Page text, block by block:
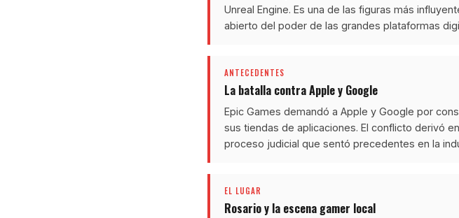
Unreal Engine. Es una de las figuras más
abierto del poder de las grandes plataformas
ANTECEDENTES
La batalla contra Apple y Google
Epic Games demandó a Apple y Google por
sus tiendas de aplicaciones. El conflicto derivó
proceso judicial que sentó precedentes en la
EL LUGAR
Rosario y la escena gamer local